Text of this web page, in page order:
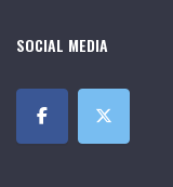
SOCIAL MEDIA